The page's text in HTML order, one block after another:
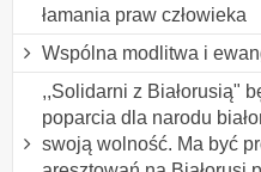
łamania praw człowieka
Wspólna modlitwa i
,,Solidarni z Białorusią"
poparcia dla narodu
swoją wolność. Ma być